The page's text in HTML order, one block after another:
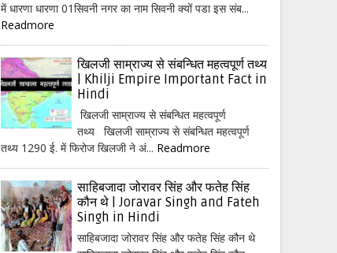
में धारणा धारणा 01सिवनी नगर का नाम सिवनी क्यों पडा इस संब...
Readmore
खिलजी साम्राज्य से संबन्धित महत्वपूर्ण तथ्य
| Khilji Empire Important Fact in
Hindi
खिलजी साम्राज्य से संबन्धित महत्वपूर्ण
तथ्य खिलजी साम्राज्य से संबन्धित महत्वपूर्ण
तथ्य 1290 ई. में फिरोज खिलजी ने अं... Readmore
साहिबजादा जोरावर सिंह और फतेह सिंह
कौन थे | Joravar Singh and Fateh
Singh in Hindi
साहिबजादा जोरावर सिंह और फतेह सिंह कौन थे